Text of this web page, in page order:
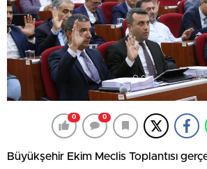
0 0
Büyükşehir Ekim Meclis Toplantısı